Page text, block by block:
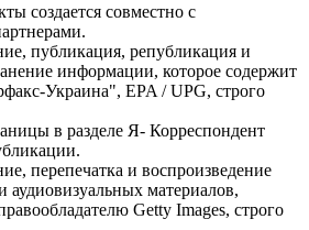
создается совместно с
публикация, републикация и
информации, которое содержит
Украина", EPA / UPG, строго
в разделе Я- Корреспондент
перепечатка и воспроизведение
аудиовизуальных материалов,
Getty Images, строго